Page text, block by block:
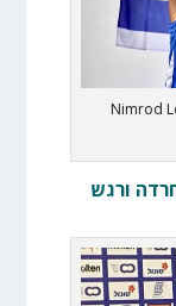
Nimrod
ורגש